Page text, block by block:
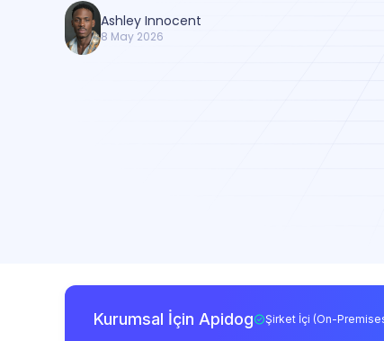
Ashley Innocent
8 May 2026
Kurumsal İçin Apidog Şirket İçi (On-